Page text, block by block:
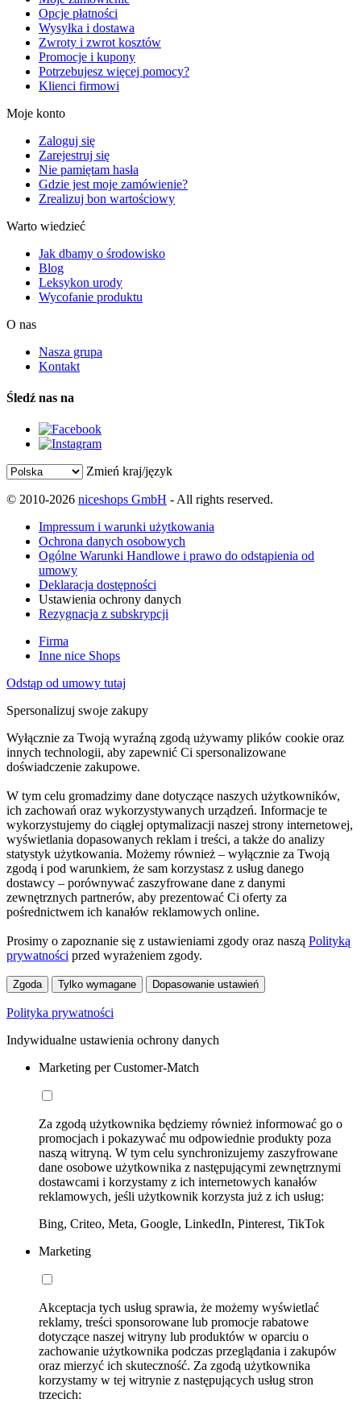
Opcje płatności
Wysyłka i dostawa
Zwroty i zwrot kosztów
Promocje i kupony
Potrzebujesz więcej pomocy?
Klienci firmowi
Moje konto
Zaloguj się
Zarejestruj się
Nie pamiętam hasła
Gdzie jest moje zamówienie?
Zrealizuj bon wartościowy
Warto wiedzieć
Jak dbamy o środowisko
Blog
Leksykon urody
Wycofanie produktu
O nas
Nasza grupa
Kontakt
Śledź nas na
Zmień kraj/język
© 2010-2026 niceshops GmbH - All rights reserved.
Impressum i warunki użytkowania
Ochrona danych osobowych
Ogólne Warunki Handlowe i prawo do odstąpienia od
umowy
Deklaracja dostępności
Ustawienia ochrony danych
Rezygnacja z subskrypcji
Firma
Inne nice Shops
Odstąp od umowy tutaj
Spersonalizuj swoje zakupy
Wyłącznie za Twoją wyraźną zgodą używamy plików cookie oraz
innych technologii, aby zapewnić Ci spersonalizowane
doświadczenie zakupowe.
W tym celu gromadzimy dane dotyczące naszych użytkowników,
ich zachowań oraz wykorzystywanych urządzeń. Informacje te
wykorzystujemy do ciągłej optymalizacji naszej strony internetowej,
wyświetlania dopasowanych reklam i treści, a także do analizy
statystyk użytkowania. Możemy również – wyłącznie za Twoją
zgodą i pod warunkiem, że sam korzystasz z usług danego
dostawcy – porównywać zaszyfrowane dane z danymi
zewnętrznych partnerów, aby prezentować Ci oferty za
pośrednictwem ich kanałów reklamowych online.
Prosimy o zapoznanie się z ustawieniami zgody oraz naszą Polityką
prywatności przed wyrażeniem zgody.
Zgoda Tylko wymagane Dopasowanie ustawień
Polityka prywatności
Indywidualne ustawienia ochrony danych
Marketing per Customer-Match
Za zgodą użytkownika będziemy również informować go o
promocjach i pokazywać mu odpowiednie produkty poza
naszą witryną. W tym celu synchronizujemy zaszyfrowane
dane osobowe użytkownika z następującymi zewnętrznymi
dostawcami i korzystamy z ich internetowych kanałów
reklamowych, jeśli użytkownik korzysta już z ich usług:
Bing, Criteo, Meta, Google, LinkedIn, Pinterest, TikTok
Marketing
Akceptacja tych usług sprawia, że możemy wyświetlać
reklamy, treści sponsorowane lub promocje rabatowe
dotyczące naszej witryny lub produktów w oparciu o
zachowanie użytkownika podczas przeglądania i zakupów
oraz mierzyć ich skuteczność. Za zgodą użytkownika
korzystamy w tej witrynie z następujących usług stron
trzecich: